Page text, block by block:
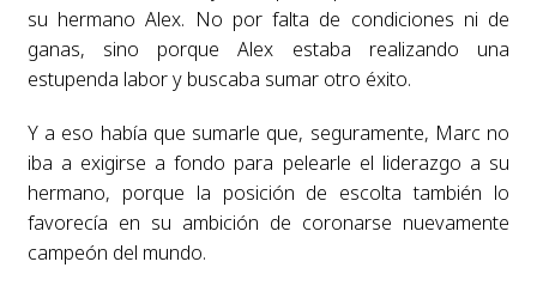
su hermano Alex. No por falta de condiciones ni de
ganas, sino porque Alex estaba realizando una
estupenda labor y buscaba sumar otro éxito.
Y a eso había que sumarle que, seguramente, Marc no
iba a exigirse a fondo para pelearle el liderazgo a su
hermano, porque la posición de escolta también lo
favorecía en su ambición de coronarse nuevamente
campeón del mundo.